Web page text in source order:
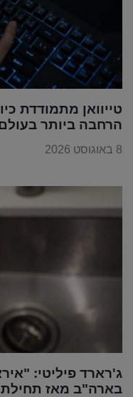
טייוואן מתמודדת
הרחבה ביותר
8 באוגוסט 2026
ג'רארד פיליטי:
בארה"ב מאז תחילת